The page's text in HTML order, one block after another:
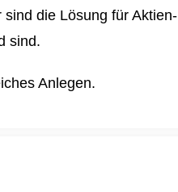
die Lösung für Aktien-
sind.
Anlegen.